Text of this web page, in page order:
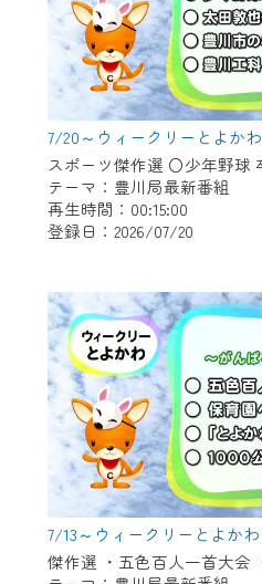
7/20～ウィークリーとよかわ
テーマ：豊川局最新番組
再生時間：00:15:00
登録日：2026/07/20
7/13～ウィークリーとよかわ